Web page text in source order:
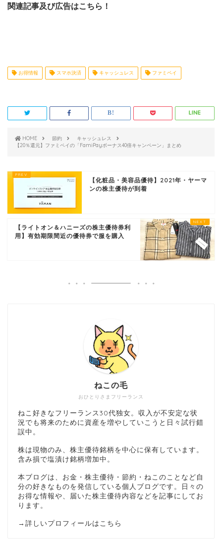
関連記事及び広告はこちら！
お得情報 スマホ決済 キャッシュレス ファミペイ
HOME 節約
キャッシュレス
【20％還元】ファミペイの「FamiPayボーナス40倍キャンペーン」まとめ
【化粧品・美容品優待】2021年・ヤーマ
ンの株主優待が到着
【ライトオン＆ハニーズの株主優待券利
用】有効期限間近の優待券で服を購入
おひとりさまフリーランス
ねこの毛
ねこ好きなフリーランス30代独女。収入が不安定な状
況でも将来のために資産を増やしていこうと日々試行錯
誤中。
株は現物のみ、株主優待銘柄を中心に保有しています。
含み損で塩漬け銘柄増加中。
本ブログは、お金・株主優待・節約・ねこのことなど自
分の好きなものを発信している個人ブログです。日々の
お得な情報や、届いた株主優待内容などを記事にしてお
ります。
→ 詳しいプロフィールはこちら